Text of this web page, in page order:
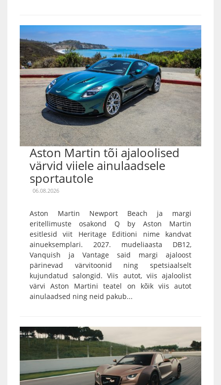
Aston Martin tõi ajaloolised
värvid viiele ainulaadsele
sportautole
06.08.2026
Aston Martin Newport Beach ja margi
eritellimuste osakond Q by Aston Martin
esitlesid viit Heritage Editioni nime kandvat
ainueksemplari. 2027. mudeliaasta DB12,
Vanquish ja Vantage said margi ajaloost
pärinevad värvitoonid ning spetsiaalselt
kujundatud salongid. Viis autot, viis ajaloolist
värvi Aston Martini teatel on kõik viis autot
ainulaadsed ning neid pakub...